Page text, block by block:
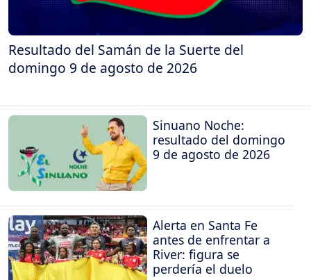
Resultado del Samán de la Suerte del
domingo 9 de agosto de 2026
Sinuano Noche:
resultado del domingo
9 de agosto de 2026
Alerta en Santa Fe
antes de enfrentar a
River: figura se
perdería el duelo